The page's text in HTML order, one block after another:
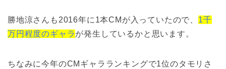
勝地涼さんも2016年に1本CMが入っていたので、 1千
万円程度のギャラが発生しているかと思います。
ちなみに今年のCMギャラランキングで1位のタモリさ